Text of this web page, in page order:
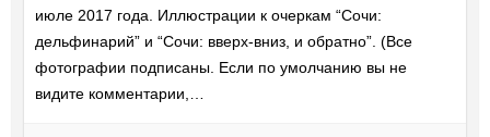
июле 2017 года. Иллюстрации к очеркам “Сочи:
дельфинарий” и “Сочи: вверх-вниз, и обратно”. (Все
фотографии подписаны. Если по умолчанию вы не
видите комментарии,…